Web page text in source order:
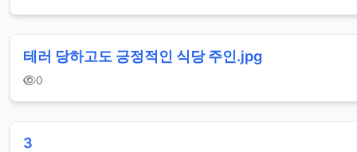
테러 당하고도 긍정적인 식당 주인.jpg
0
3